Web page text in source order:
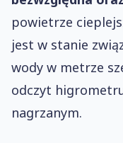
powietrze
jest w stanie
wody w metrze
odczyt
nagrzanym.